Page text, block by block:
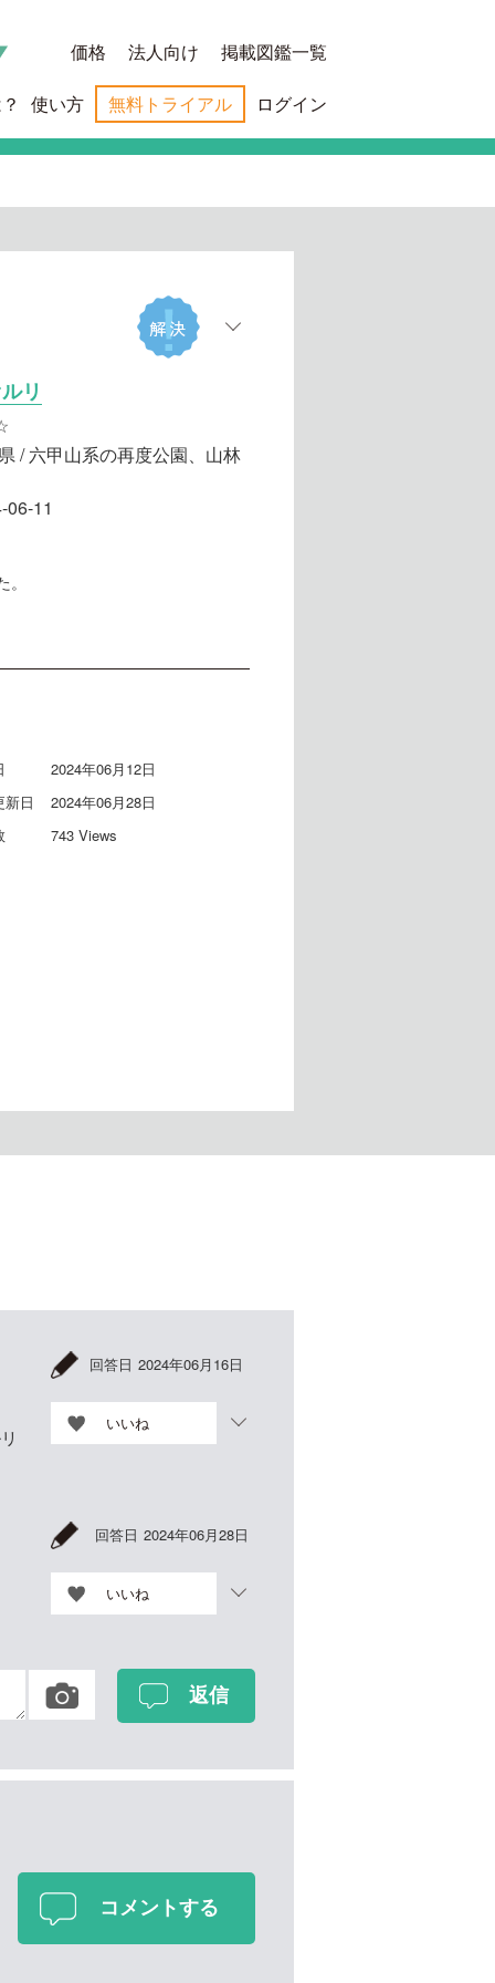
価格 法人向け 掲載図鑑一覧
使い方 無料トライアル ログイン
リ
/ 六甲山系の再度公園、山林
06-11
2024年06月12日
新日
2024年06月28日
743 Views
回答日 2024年06月16日
いいね
回答日 2024年06月28日
いいね